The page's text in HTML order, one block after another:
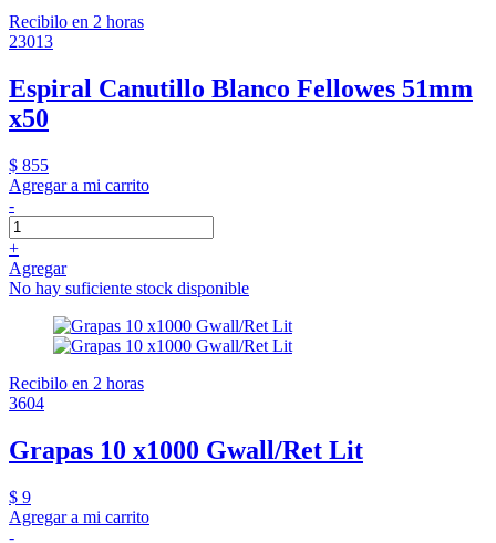
Recibilo en 2 horas
23013
Espiral Canutillo Blanco Fellowes 51mm
x50
$ 855
Agregar a mi carrito
-
+
Agregar
No hay suficiente stock disponible
Recibilo en 2 horas
3604
Grapas 10 x1000 Gwall/Ret Lit
$ 9
Agregar a mi carrito
-